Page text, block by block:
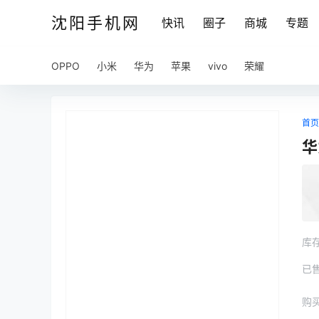
沈阳手机网 快讯 圈子 商城 专题
OPPO 小米 华为 苹果 vivo 荣耀
首页
库
已
购